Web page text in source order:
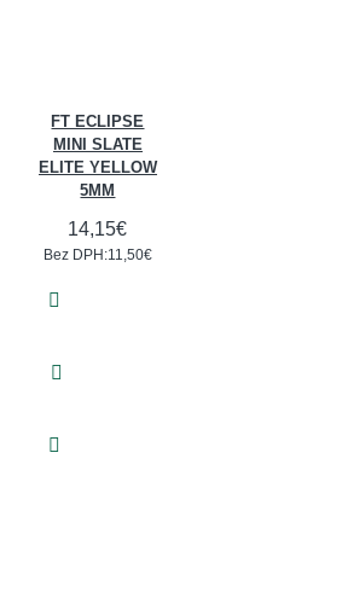
FT ECLIPSE
MINI SLATE
ELITE YELLOW
5MM
14,15€
Bez DPH:11,50€